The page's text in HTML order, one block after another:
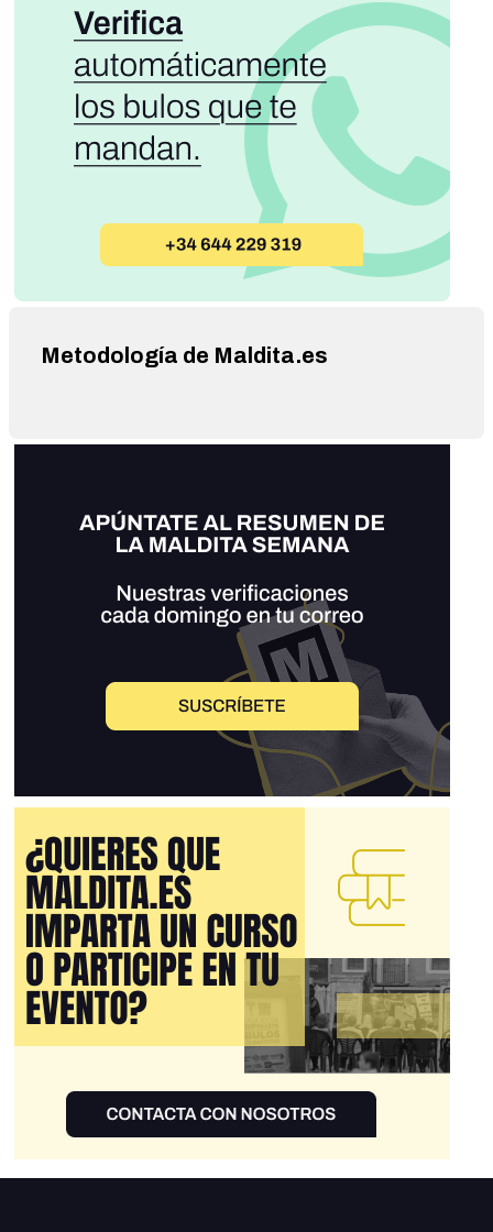
una cuenta de ALLIED IRISH BANK de OP DUBLÍN,
figurando como beneficiaria de 6 depósitos de 200.000 € y
fechados en agosto de 2018. 10. Ángel Luis Hurtado Adrián
(1.800.000 €) en 4 depósitos de 250.000 € y 8 depósitos de
100.000 €, ingresados en NOVOBANQ de OP VICTORIA-
SEYCHELLES.
https://bsky.app/profile/nefeerr.bsky.social/post/3lt5pdjgkdc
2o TODO YA ESTÁ CUADRANDO Según el juez Presencia,
10 de los 16 magistrados de la Sala de la Penal del Tribunal
Supremo, tienen cuentas en paraísos fiscales. Listado:
Manuel Marchena Gómez. 5.000.000€ acumulados en 100
depósitos de 50.000€ en el BGL de Luxemburgo. Manuel
Marchena Perea (hijo de Marchena Gómez). 2.500.000€
acumulados en depósitos de 50.000€ en el BGL de
Gómez) 2.500.000€ acumulados en depósitos de 50.000€
en el BGL de Luxemburgo. Andrés Martínez Arrieta.
1.200.000$ acumulados en depósitos de 200.000$ en el
BANISTMO de PANAMÁ. Pablo Llarena Conde. 2.000.000€
LIECHTENSTEIN. Vicente Magro Servet. 750.000€
acumulados en depósitos de 150.000€ en el BANQUE DE
LUXEMBOURG. Susana Polo García. 1.000.000$
acumulados en depósitos de 100.000$ en el BLADEX de
depósitos de 200.000€ en el ALLIED IRISH BANK de Dublin,
Ángel Luis Hurtado Adrián. 1.800.000€ acumulados en
depósitos de 100.000€ en el NOVOBANQ de OP VICTORIA-
SEYCHELLES. Como se puede comprobar, todos estos
magistrados son los que condenaron sin pruebas al F.G. e
impidiendo que los recursos en contra de las irregularidades
quiere cargarse a nuestro Presidente, para poner en la
Moncloa a un inútil que gobierne al dictado de los que
realmente están en la sombra financiando el golpe. Todos
estos de la lista, son españoles y mucho españoles de
pulsera y banderita, patriotas, gente de orden, siempre y
cuando, el orden sea de su conveniencia, y con dinero en
paraísos fiscales, y claro la pregunta es: ¿Por qué tienen ese
dinero fuera de España? y ¿De donde lo han sacado o quién
les ha trasferido esas cantidades? SUPONGO QUE LA UCO
DEL BALAS YA ESTARÁ INVESTIGANDO, ¿O NO?.
¿QUIÉN VIGILA AL VIGILANTE?
Metodología de Maldita.es